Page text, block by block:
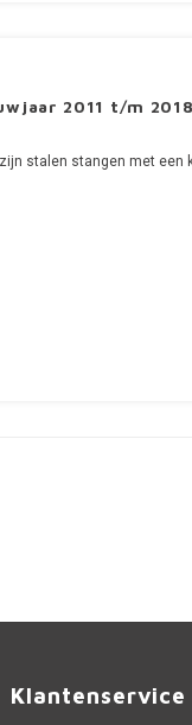
2011 t/m 2018
stalen stangen met een
Klantenservice